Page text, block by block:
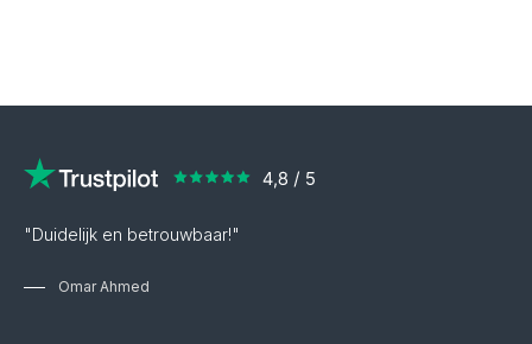
"Duidelijk en betrouwbaar!"
Omar Ahmed